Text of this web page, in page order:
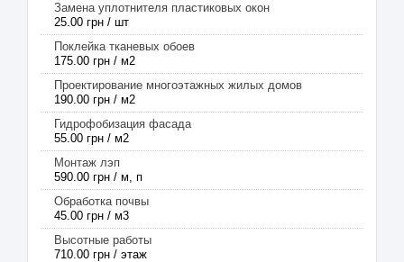
Замена уплотнителя пластиковых окон
25.00 грн / шт
Поклейка тканевых обоев
175.00 грн / м2
Проектирование многоэтажных жилых домов
190.00 грн / м2
Гидрофобизация фасада
55.00 грн / м2
Монтаж лэп
590.00 грн / м, п
Обработка почвы
45.00 грн / м3
Высотные работы
710.00 грн / этаж